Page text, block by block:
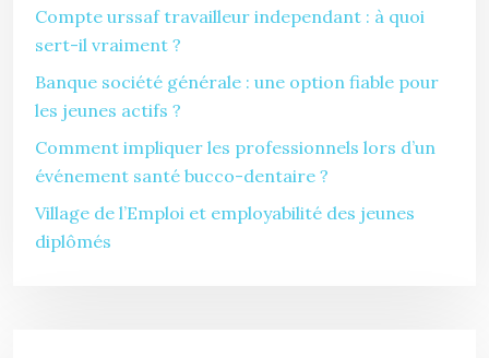
Compte urssaf travailleur independant : à quoi
sert-il vraiment ?
Banque société générale : une option fiable pour
les jeunes actifs ?
Comment impliquer les professionnels lors d’un
événement santé bucco-dentaire ?
Village de l’Emploi et employabilité des jeunes
diplômés